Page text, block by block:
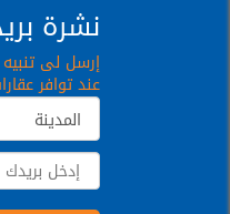
نشرة
إرسل لى تنبيه
عند توافر